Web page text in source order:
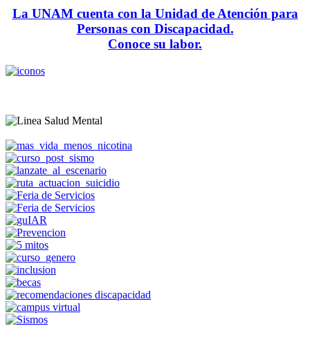
La UNAM cuenta con la Unidad de Atención para
Personas con Discapacidad.
Conoce su labor.